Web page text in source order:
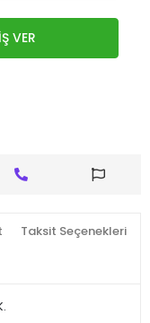
VER
Taksit Seçenekleri